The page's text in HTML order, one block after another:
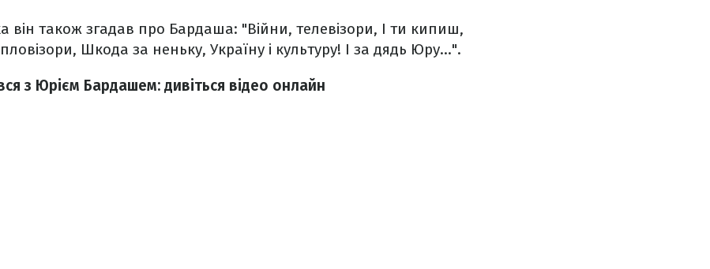
він також згадав про Бардаша: "Війни, телевізори, І ти кипиш,
Шкода за неньку, Україну і культуру! І за дядь Юру…".
з Юрієм Бардашем: дивіться відео онлайн